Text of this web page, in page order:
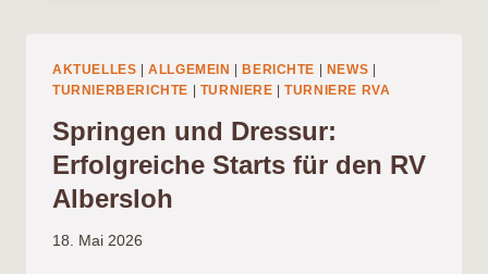
GESTARTET
AKTUELLES |ALLGEMEIN BERICHTE NEWS
TURNIERBERICHTE
TURNIERE |TURNIERE RVA
Springen und Dressur:
Erfolgreiche Starts für den RV
Albersloh
18. Mai 2026